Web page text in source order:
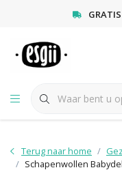
Terug naar home
Schapenwollen